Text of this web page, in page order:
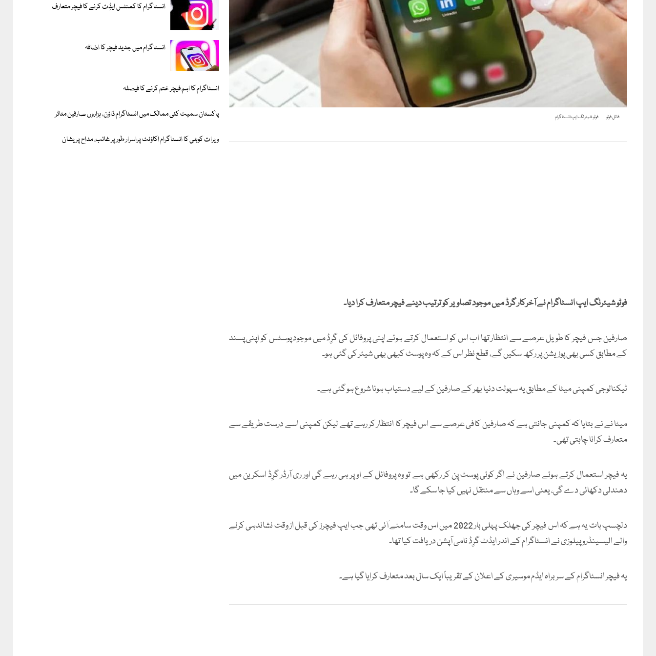
فائل فوٹو فوٹو شیئرنگ ایپ انسٹاگرام
فوٹو شیئرنگ ایپ انسٹاگرام نے آخرکار گرڈ میں موجود تصاویر کو ترتیب دینے فیچر متعارف کرا دیا۔
صارفین جس فیچر کا طویل عرصے سے انتظار تھا اب اس کو استعمال کرتے ہوئے اپنی پروفائل کی گرِڈ میں موجود پوسٹس کو اپنی پسند
کے مطابق کسی بھی پوزیشن پر رکھ سکیں گے، قطع نظر اس کے کہ وہ پوسٹ کبھی بھی شیئر کی گئی ہو۔
ٹیکنالوجی کمپنی میٹا کے مطابق یہ سہولت دنیا بھر کے صارفین کے لیے دستیاب ہونا شروع ہو گئی ہے۔
میٹا نے نے بتایا کہ کمپنی جانتی ہے کہ صارفین کافی عرصے سے اس فیچر کا انتظار کر رہے تھے لیکن کمپنی اسے درست طریقے سے
متعارف کرانا چاہتی تھی۔
یہ فیچر استعمال کرتے ہوئے صارفین نے اگر کوئی پوسٹ پِن کر رکھی ہے تو وہ پروفائل کے اوپر ہی رہے گی اور ری آرڈر گرِڈ اسکرین میں
دھندلی دکھائی دے گی، یعنی اسے وہاں سے منتقل نہیں کیا جا سکے گا۔
دلچسپ بات یہ ہے کہ اس فیچر کی جھلک پہلی بار 2022 میں اس وقت سامنے آئی تھی جب ایپ فیچرز کی قبل از وقت نشاندہی کرنے
والے الیسینڈرو پیلوزی نے انسٹاگرام کے اندر ایڈٹ گرِڈ نامی آپشن دریافت کیا تھا۔
یہ فیچر انسٹاگرام کے سربراہ ایڈم موسیری کے اعلان کے تقریباً ایک سال بعد متعارف کرایا گیا ہے۔
انسٹاگرام کا کمنٹس ایڈِٹ کرنے کا فیچر متعارف
انسٹاگرام میں جدید فیچر کا اضافہ
انسٹاگرام کا اہم فیچر ختم کرنے کا فیصلہ
پاکستان سمیت کئی ممالک میں انسٹاگرام ڈاؤن، ہزاروں صارفین متاثر
ویرات کوہلی کا انسٹاگرام اکاؤنٹ پراسرار طور پر غائب، مداح پریشان